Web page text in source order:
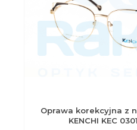
Oprawa korekcyjna z
KENCHI KEC